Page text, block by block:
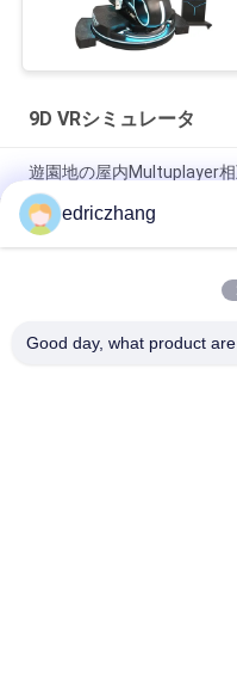
9D VRシミュレータ
遊園地の屋内Multuplayer
VRのシミュレーター6座席
9D VRのシミュレーターの
相互アーケード・ゲーム機
edriczhang
Good day, what product